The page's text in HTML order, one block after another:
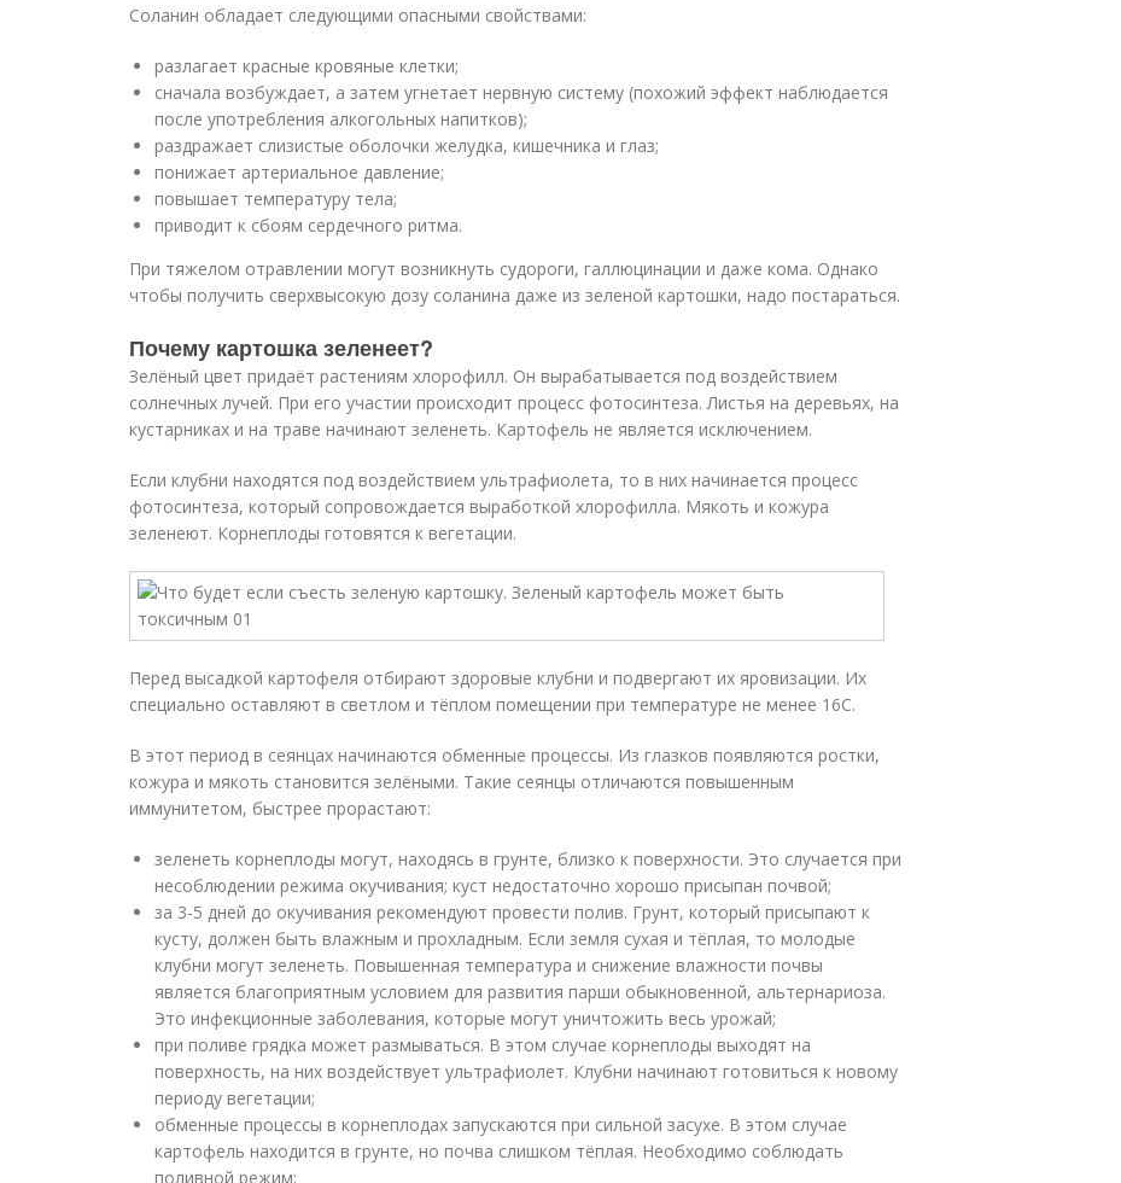
Соланин обладает следующими опасными свойствами:
разлагает красные кровяные клетки;
сначала возбуждает, а затем угнетает нервную систему (похожий эффект наблюдается
после употребления алкогольных напитков);
раздражает слизистые оболочки желудка, кишечника и глаз;
понижает артериальное давление;
повышает температуру тела;
приводит к сбоям сердечного ритма.
При тяжелом отравлении могут возникнуть судороги, галлюцинации и даже кома. Однако
чтобы получить сверхвысокую дозу соланина даже из зеленой картошки, надо постараться.
Почему картошка зеленеет?
Зелёный цвет придаёт растениям хлорофилл. Он вырабатывается под воздействием
солнечных лучей. При его участии происходит процесс фотосинтеза. Листья на деревьях, на
кустарниках и на траве начинают зеленеть. Картофель не является исключением.
Если клубни находятся под воздействием ультрафиолета, то в них начинается процесс
фотосинтеза, который сопровождается выработкой хлорофилла. Мякоть и кожура
зеленеют. Корнеплоды готовятся к вегетации.
Перед высадкой картофеля отбирают здоровые клубни и подвергают их яровизации. Их
специально оставляют в светлом и тёплом помещении при температуре не менее 16С.
В этот период в сеянцах начинаются обменные процессы. Из глазков появляются ростки,
кожура и мякоть становится зелёными. Такие сеянцы отличаются повышенным
иммунитетом, быстрее прорастают:
зеленеть корнеплоды могут, находясь в грунте, близко к поверхности. Это случается при
несоблюдении режима окучивания; куст недостаточно хорошо присыпан почвой;
за 3-5 дней до окучивания рекомендуют провести полив. Грунт, который присыпают к
кусту, должен быть влажным и прохладным. Если земля сухая и тёплая, то молодые
клубни могут зеленеть. Повышенная температура и снижение влажности почвы
является благоприятным условием для развития парши обыкновенной, альтернариоза.
Это инфекционные заболевания, которые могут уничтожить весь урожай;
при поливе грядка может размываться. В этом случае корнеплоды выходят на
поверхность, на них воздействует ультрафиолет. Клубни начинают готовиться к новому
периоду вегетации;
обменные процессы в корнеплодах запускаются при сильной засухе. В этом случае
картофель находится в грунте, но почва слишком тёплая. Необходимо соблюдать
поливной режим;